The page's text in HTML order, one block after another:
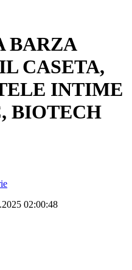
BARZA
CASETA,
INTIME
BIOTECH
02:00:48